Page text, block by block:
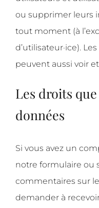
ou supprimer leurs
tout moment (à
d’utilisateur·ice).
peuvent aussi voir
Les droits
données
Si vous avez un
notre formulaire ou
commentaires sur
demander à